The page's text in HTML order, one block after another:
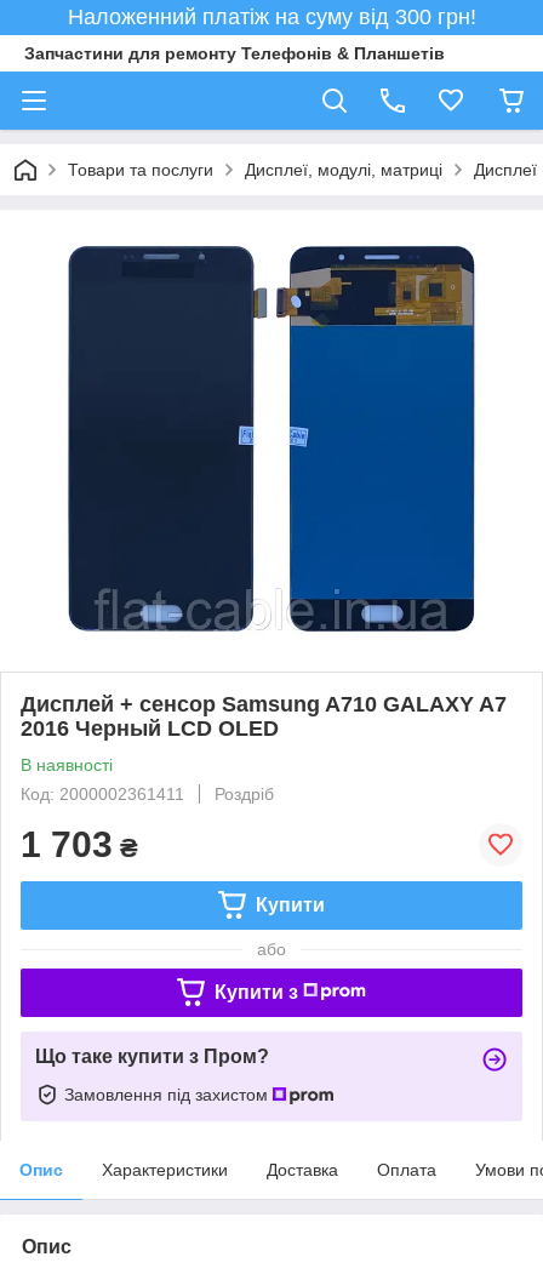
Наложенний платіж на суму від 300 грн!
Запчастини для ремонту Телефонів & Планшетів
Товари та послуги Дисплеї, модулі, матриці
Дисплей + сенсор Samsung A710 GALAXY A7
2016 Черный LCD OLED
В наявності
Код: 2000002361411
Роздріб
1 703 ₴
Купити
або
Купити з
Що таке купити з Пром?
Замовлення під захистом
Опис Характеристики Доставка Оплата Умови
Опис